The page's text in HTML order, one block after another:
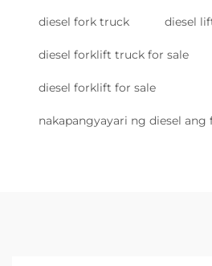
diesel fork truck diesel
diesel forklift truck for sale
diesel forklift for sale
nakapangyayari ng diesel ang